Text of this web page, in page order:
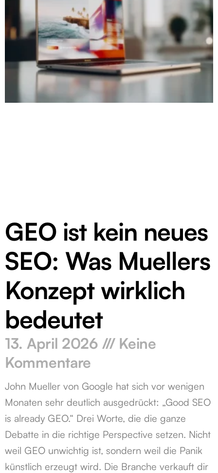
GEO ist kein neues
SEO: Was Muellers
Konzept wirklich
bedeutet
13. April 2026
Keine
Kommentare
John Mueller von Google hat sich vor wenigen
Monaten sehr deutlich ausgedrückt: „Good SEO
is already GEO.“ Drei Worte, die die ganze
Debatte in die richtige Perspective setzen. Nicht
weil GEO unwichtig ist, sondern weil die Panik
künstlich erzeugt wird. Die Branche verkauft dir